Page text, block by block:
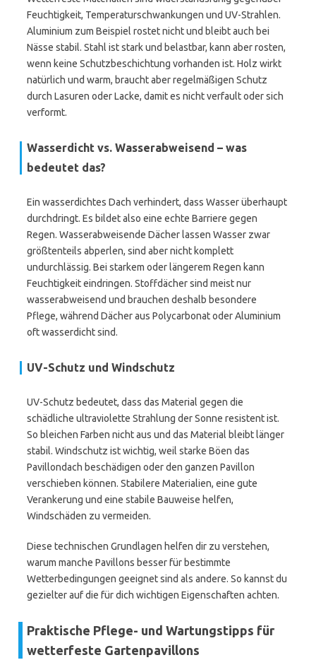
Feuchtigkeit, Temperaturschwankungen und UV-Strahlen.
Aluminium zum Beispiel rostet nicht und bleibt auch bei
Nässe stabil. Stahl ist stark und belastbar, kann aber rosten,
wenn keine Schutzbeschichtung vorhanden ist. Holz wirkt
natürlich und warm, braucht aber regelmäßigen Schutz
durch Lasuren oder Lacke, damit es nicht verfault oder sich
verformt.
Wasserdicht vs. Wasserabweisend – was
bedeutet das?
Ein wasserdichtes Dach verhindert, dass Wasser überhaupt
durchdringt. Es bildet also eine echte Barriere gegen
Regen. Wasserabweisende Dächer lassen Wasser zwar
größtenteils abperlen, sind aber nicht komplett
undurchlässig. Bei starkem oder längerem Regen kann
Feuchtigkeit eindringen. Stoffdächer sind meist nur
wasserabweisend und brauchen deshalb besondere
Pflege, während Dächer aus Polycarbonat oder Aluminium
oft wasserdicht sind.
UV-Schutz und Windschutz
UV-Schutz bedeutet, dass das Material gegen die
schädliche ultraviolette Strahlung der Sonne resistent ist.
So bleichen Farben nicht aus und das Material bleibt länger
stabil. Windschutz ist wichtig, weil starke Böen das
Pavillondach beschädigen oder den ganzen Pavillon
verschieben können. Stabilere Materialien, eine gute
Verankerung und eine stabile Bauweise helfen,
Windschäden zu vermeiden.
Diese technischen Grundlagen helfen dir zu verstehen,
warum manche Pavillons besser für bestimmte
Wetterbedingungen geeignet sind als andere. So kannst du
gezielter auf die für dich wichtigen Eigenschaften achten.
Praktische Pflege- und Wartungstipps für
wetterfeste Gartenpavillons